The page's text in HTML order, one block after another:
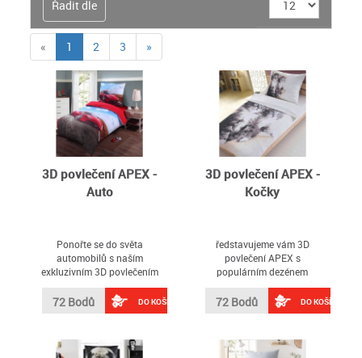
Řadit dle
« 1 (current)
2 3 »
3D povlečení APEX -
Auto
Ponořte se do světa
automobilů s naším
exkluzivním 3D povlečením
APEX - Auto
72 Bodů DO KOŠÍKU
3D povlečení APEX -
Kočky
ředstavujeme vám 3D
povlečení APEX s
populárním dezénem
Kočky, které Vás okouzlí
svou kvalitou a
inovativním designem
72 Bodů DO KOŠÍKU